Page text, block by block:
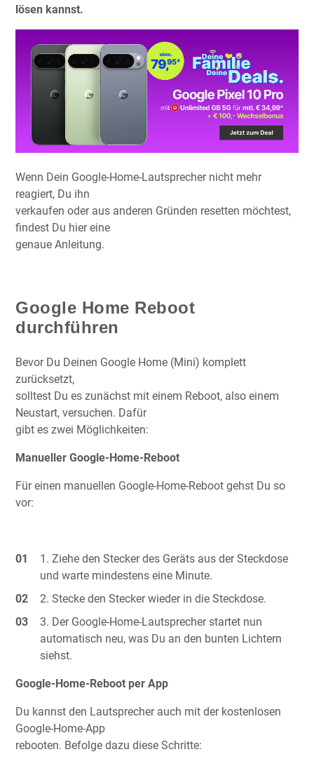
lösen kannst.
Wenn Dein Google-Home-Lautsprecher nicht mehr
reagiert, Du ihn
verkaufen oder aus anderen Gründen resetten möchtest,
findest Du hier eine
genaue Anleitung.
Google Home Reboot
durchführen
Bevor Du Deinen Google Home (Mini) komplett
zurücksetzt,
solltest Du es zunächst mit einem Reboot, also einem
Neustart, versuchen. Dafür
gibt es zwei Möglichkeiten:
Manueller Google-Home-Reboot
Für einen manuellen Google-Home-Reboot gehst Du so
vor:
Ziehe den Stecker des Geräts aus der Steckdose
und warte mindestens eine Minute.
Stecke den Stecker wieder in die Steckdose.
Der Google-Home-Lautsprecher startet nun
automatisch neu, was Du an den bunten Lichtern
siehst.
Google-Home-Reboot per App
Du kannst den Lautsprecher auch mit der kostenlosen
Google-Home-App
rebooten. Befolge dazu diese Schritte: